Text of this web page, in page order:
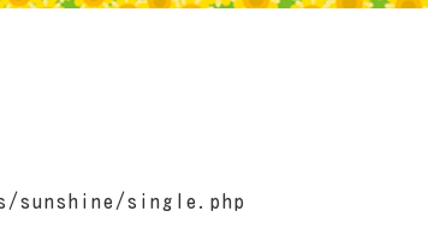
sunshine/single.php